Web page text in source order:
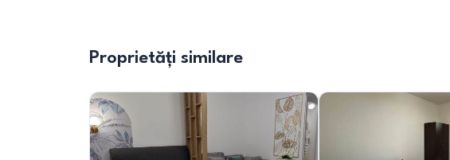
Proprietăți similare